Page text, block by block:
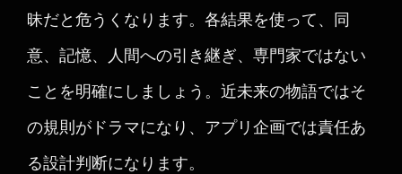
昧だと危うくなります。各結果を使って、同
意、記憶、人間への引き継ぎ、専門家ではない
ことを明確にしましょう。近未来の物語ではそ
の規則がドラマになり、アプリ企画では責任あ
る設計判断になります。